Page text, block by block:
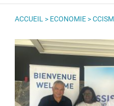
ACCUEIL > ECONOMIE >CCISM